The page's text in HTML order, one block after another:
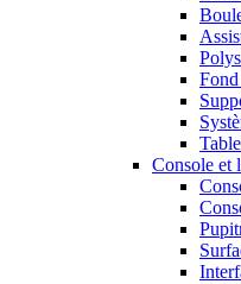
Console et